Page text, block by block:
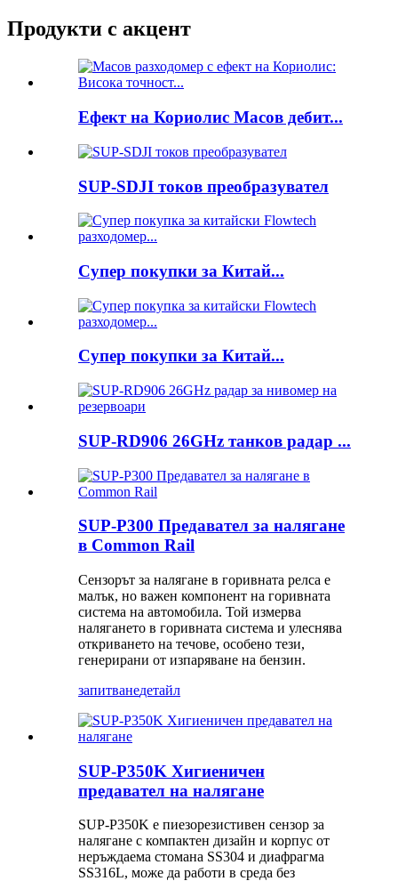
Продукти с акцент
Ефект на Кориолис Масов дебит...
SUP-SDJI токов преобразувател
Супер покупки за Китай...
Супер покупки за Китай...
SUP-RD906 26GHz танков радар ...
SUP-P300 Предавател за налягане
в Common Rail
Сензорът за налягане в горивната релса е
малък, но важен компонент на горивната
система на автомобила. Той измерва
налягането в горивната система и улеснява
откриването на течове, особено тези,
генерирани от изпаряване на бензин.
запитванедетайл
SUP-P350K Хигиеничен
предавател на налягане
SUP-P350K е пиезорезистивен сензор за
налягане с компактен дизайн и корпус от
неръждаема стомана SS304 и диафрагма
SS316L, може да работи в среда без